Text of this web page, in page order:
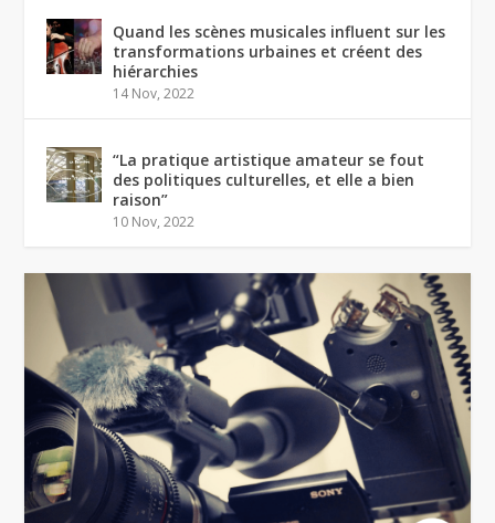
Quand les scènes musicales influent sur les
transformations urbaines et créent des
hiérarchies
14 Nov, 2022
“La pratique artistique amateur se fout
des politiques culturelles, et elle a bien
raison”
10 Nov, 2022